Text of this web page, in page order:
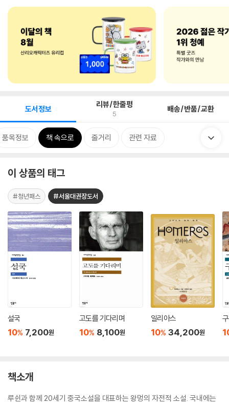
도서정보 리뷰/한줄평
5 배송/반품/교환
품목정보 책 속으로 줄거리 관련 자료
이 상품의 태그
#청년패스 #서울대권장도서
설국
10% 7,200원
고도를 기다리며
10% 8,100원
일리아스
10% 34,200원
책소개
루쉰과 함께 20세기 중국소설을 대표하는 왕멍의 자전적 소설. 국내에는